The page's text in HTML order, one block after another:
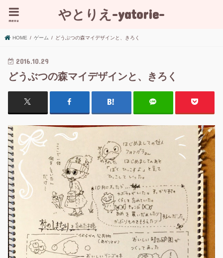
やとりえ-yatorie-
menu
HOME ゲーム どうぶつの森マイデザインと、きろく
2016.10.29
どうぶつの森マイデザインと、きろく